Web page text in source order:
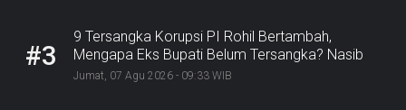
#3
9 Tersangka Korupsi PI Rohil Bertambah,
Mengapa Eks Bupati Belum Tersangka? Nasib
Rp9,2 Miliar
Jumat, 07 Agu 2026 - 09:33 WIB